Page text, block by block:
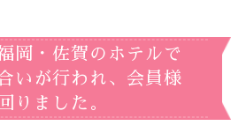
岡・佐賀のホテルで
いが行われ、会員様
りました。